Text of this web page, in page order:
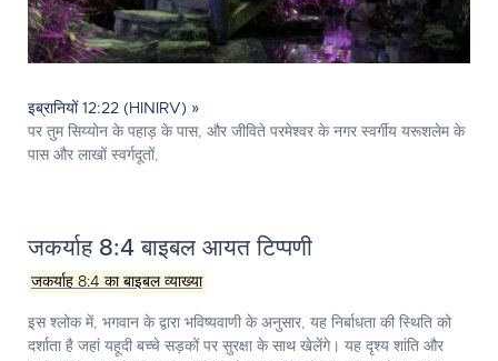
इब्रानियों 12:22 (HINIRV) »
पर तुम सिय्योन के पहाड़ के पास, और जीविते परमेश्‍वर के नगर स्वर्गीय यरूशलेम के
पास और लाखों स्वर्गदूतों,
जकर्याह 8:4 बाइबल आयत टिप्पणी
जकर्याह 8:4 का बाइबल व्याख्या
इस श्लोक में, भगवान के द्वारा भविष्यवाणी के अनुसार, यह निर्बाधता की स्थिति को
दर्शाता है जहां यहूदी बच्चे सड़कों पर सुरक्षा के साथ खेलेंगे। यह दृश्य शांति और